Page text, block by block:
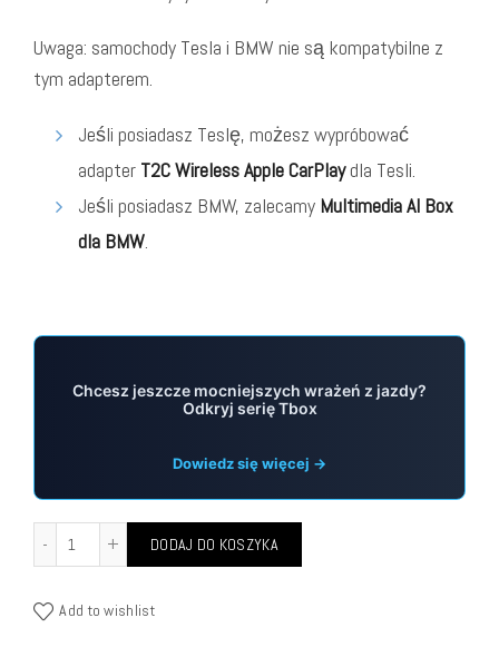
Uwaga: samochody Tesla i BMW nie są kompatybilne z
tym adapterem.
Jeśli posiadasz Teslę, możesz wypróbować
adapter T2C Wireless Apple CarPlaydla Tesli.
Jeśli posiadasz BMW, zalecamy Multimedia AI Box
dla BMW.
Chcesz jeszcze mocniejszych wrażeń z jazdy?
Odkryj serię Tbox
Dowiedz się więcej →
DODAJ DO KOSZYKA
Add to wishlist